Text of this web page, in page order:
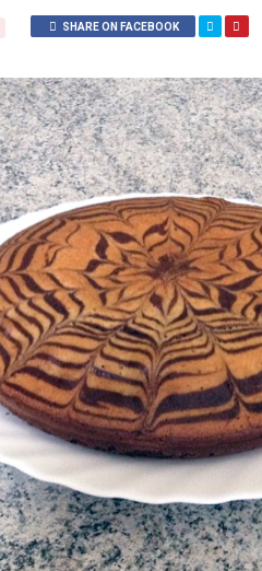
SHARE ON FACEBOOK